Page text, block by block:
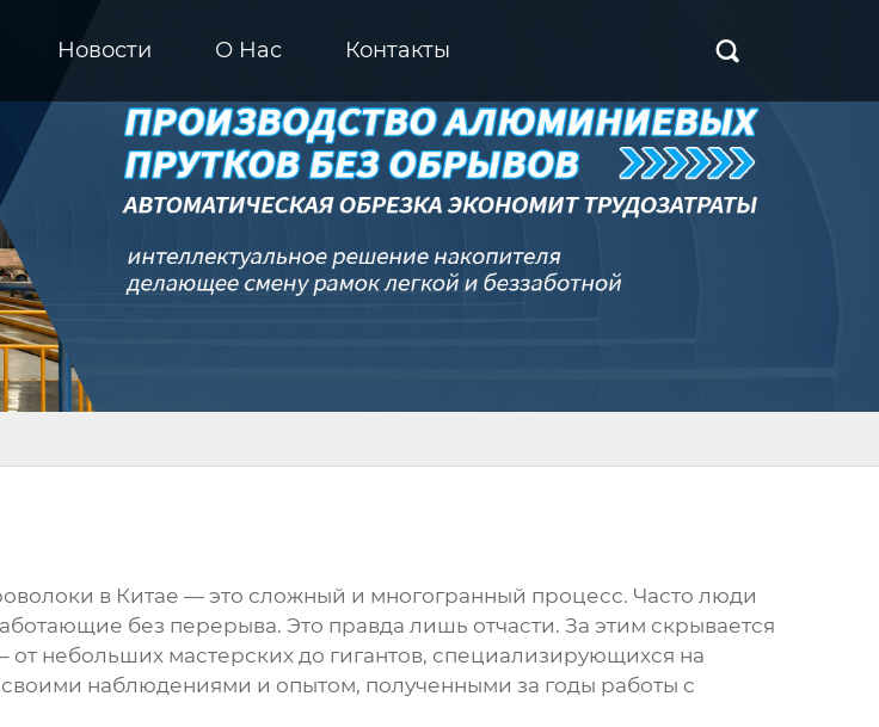
Новости О Hас Контакты 
в Китае — это сложный и многогранный процесс. Часто люди
без перерыва. Это правда лишь отчасти. За этим скрывается
небольших мастерских до гигантов, специализирующихся на
своими наблюдениями и опытом, полученными за годы работы с